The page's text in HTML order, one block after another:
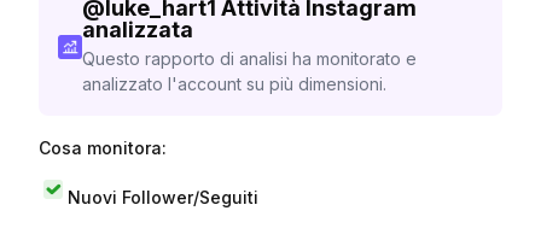
@luke_hart1 Attività Instagram
analizzata
Questo rapporto di analisi ha monitorato e
analizzato l'account su più dimensioni.
Cosa monitora:
Nuovi Follower/Seguiti